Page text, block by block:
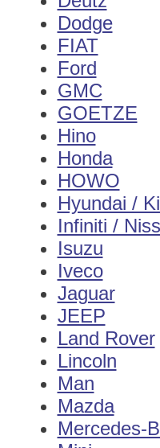
Dodge
FIAT
Ford
GMC
GOETZE
Hino
Honda
HOWO
Hyundai /
Infiniti /
Isuzu
Iveco
Jaguar
JEEP
Land Rover
Lincoln
Man
Mazda
Mercedes-